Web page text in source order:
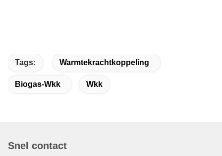
Tags: Warmtekrachtkoppeling
Biogas-Wkk Wkk
Snel contact